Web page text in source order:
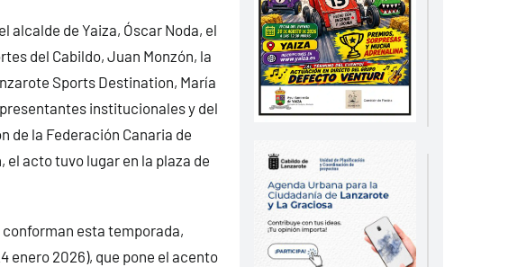
alcalde de Yaiza, Óscar Noda, el
del Cabildo, Juan Monzón, la
Sports Destination, María
institucionales y del
de la Federación Canaria de
el acto tuvo lugar en la plaza de
esta temporada,
enero 2026), que pone el acento